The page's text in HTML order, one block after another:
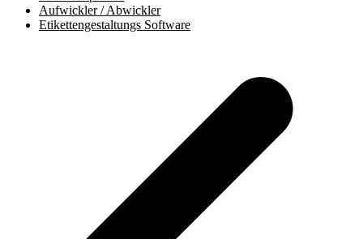
Aufwickler / Abwickler
Etikettengestaltungs Software